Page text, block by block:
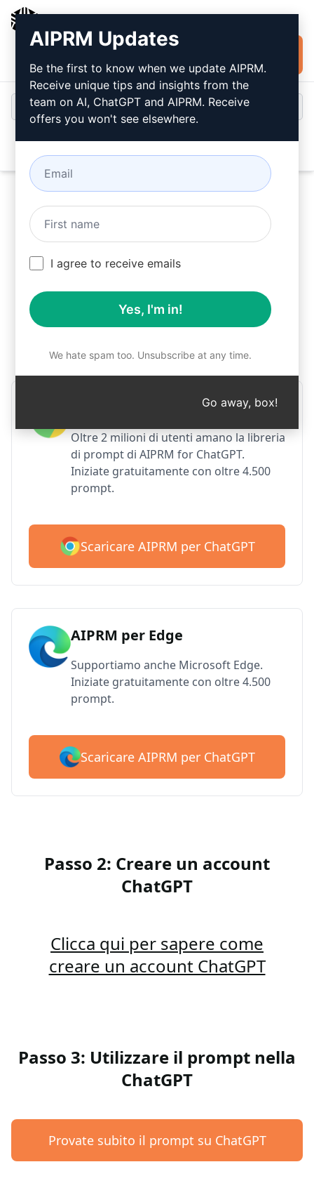
gratuitamente
Provate questoPrompt
ChatGPT
Passo 1: Scaricare gratuitamente
AIPRM
AIPRM per Google Chrome
Oltre 2 milioni di utenti amano la libreria
di prompt di AIPRM for ChatGPT.
Iniziate gratuitamente con oltre 4.500
prompt.
Scaricare AIPRM per ChatGPT
AIPRM per Edge
Supportiamo anche Microsoft Edge.
Iniziate gratuitamente con oltre 4.500
prompt.
Scaricare AIPRM per ChatGPT
Passo 2: Creare un account
ChatGPT
Clicca qui per sapere come
creare un account ChatGPT
Passo 3: Utilizzare il prompt nella
ChatGPT
Provate subito il prompt su ChatGPT
AIPRM Updates
Be the first to know when we update AIPRM.
Receive unique tips and insights from the
team on AI, ChatGPT and AIPRM. Receive
offers you won't see elsewhere.
I agree to receive emails
Yes, I'm in!
We hate spam too. Unsubscribe at any time.
Go away, box!